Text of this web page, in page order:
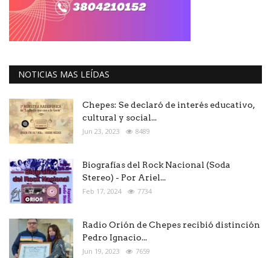
NOTICIAS MAS LEÍDAS
Chepes: Se declaró de interés educativo,
cultural y social...
Jun 23, 2023 8489
Biografías del Rock Nacional (Soda
Stereo) - Por Ariel...
Feb 17, 2024 7734
Radio Orión de Chepes recibió distinción
Pedro Ignacio...
Jun 19, 2023 7659